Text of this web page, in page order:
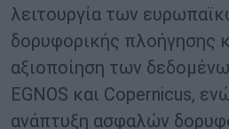
λειτουργία των
δορυφορικής πλοήγησης
αξιοποίηση των
EGNOS και Copernicus,
ανάπτυξη ασφαλών